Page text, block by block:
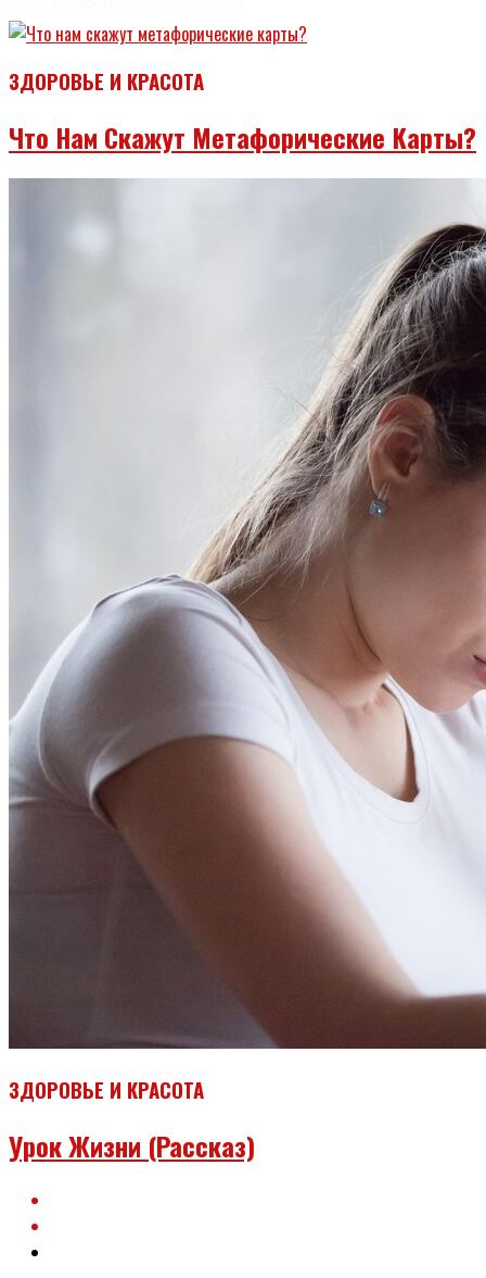
ЗДОРОВЬЕ И КРАСОТА
Что Нам Скажут Метафорические Карты?
ЗДОРОВЬЕ И КРАСОТА
Урок Жизни (рассказ)